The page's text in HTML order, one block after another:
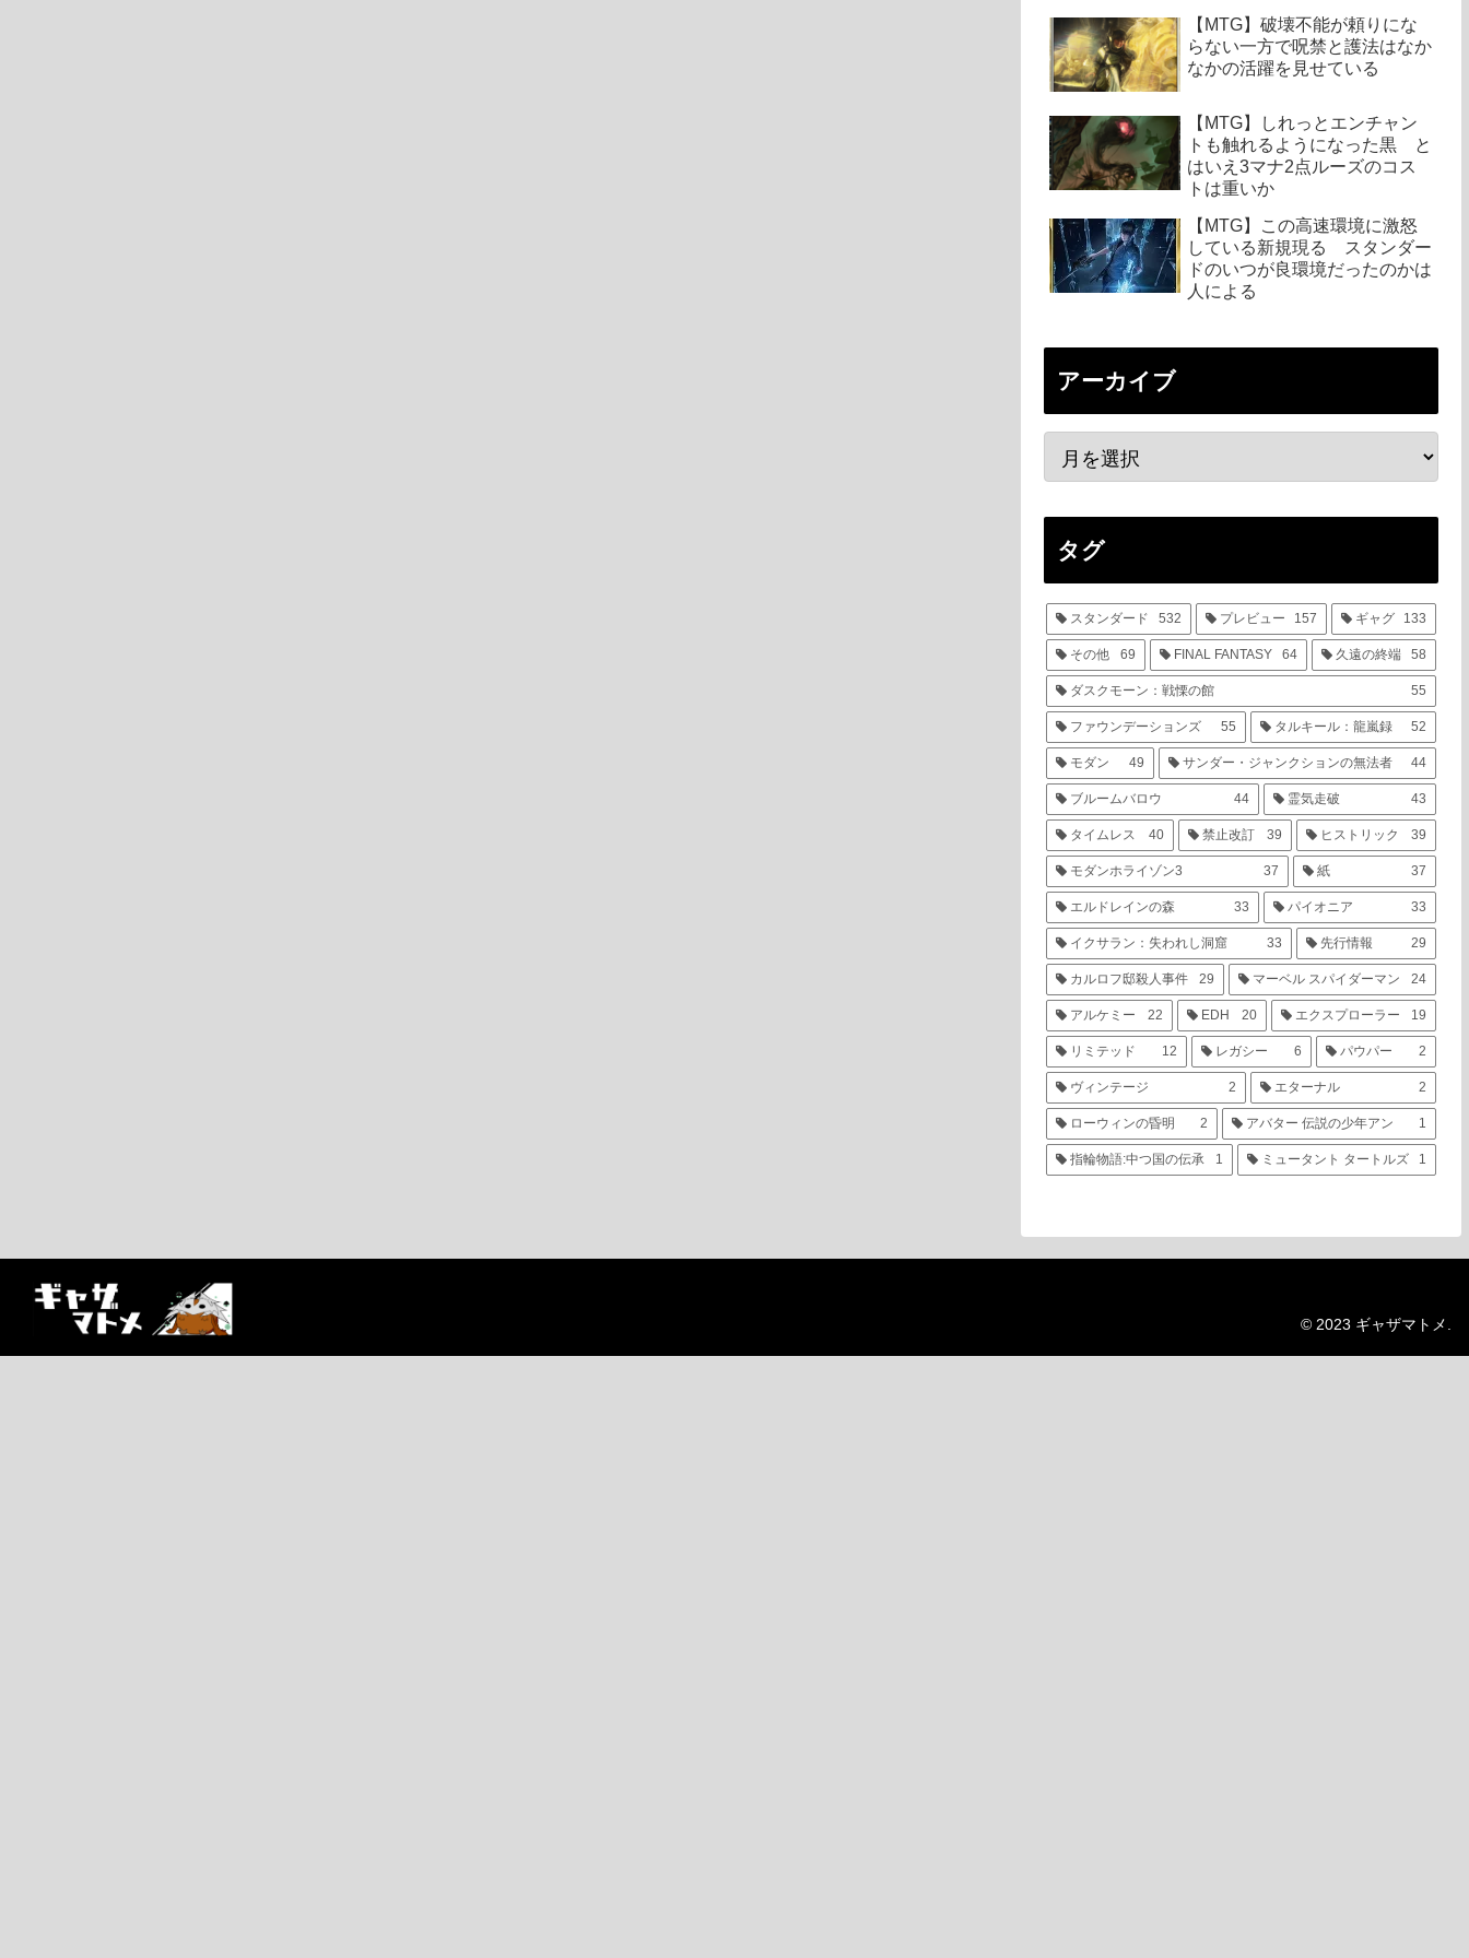
【MTG】破壊不能が頼りにな
らない一方で呪禁と護法はなか
なかの活躍を見せている
【MTG】しれっとエンチャン
トも触れるようになった黒 と
はいえ3マナ2点ルーズのコス
トは重いか
【MTG】この高速環境に激怒
している新規現る スタンダー
ドのいつが良環境だったのかは
人による
アーカイブ
タグ
スタンダード 532 プレビュー 157 ギャグ 133
その他 69 FINAL FANTASY 64 久遠の終端 58
ダスクモーン：戦慄の館 55
ファウンデーションズ 55 タルキール：龍嵐録 52
モダン 49 サンダー・ジャンクションの無法者 44
ブルームバロウ 44 霊気走破 43
タイムレス 40 禁止改訂 39 ヒストリック 39
モダンホライゾン3 37 紙 37
エルドレインの森 33 パイオニア 33
イクサラン：失われし洞窟 33 先行情報 29
カルロフ邸殺人事件 29 マーベル スパイダーマン 24
アルケミー 22 EDH 20 エクスプローラー 19
リミテッド 12 レガシー 6 パウパー 2
ヴィンテージ 2 エターナル 2
ローウィンの昏明 2 アバター 伝説の少年アン 1
指輪物語:中つ国の伝承 1 ミュータント タートルズ 1
© 2023 ギャザマトメ.